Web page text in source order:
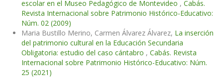
escolar en el Museo Pedagógico de Montevideo , Cabás.
Revista Internacional sobre Patrimonio Histórico-Educativo:
Núm. 02 (2009)
Maria Bustillo Merino, Carmen Álvarez Álvarez, La inserción
del patrimonio cultural en la Educación Secundaria
Obligatoria: estudio del caso cántabro , Cabás. Revista
Internacional sobre Patrimonio Histórico-Educativo: Núm.
25 (2021)